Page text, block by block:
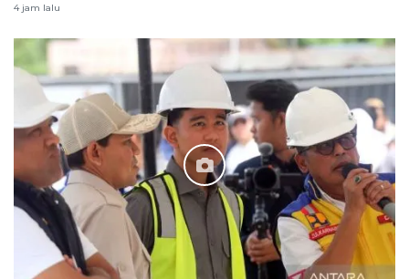
4 jam lalu